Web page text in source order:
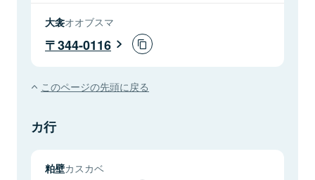
大衾オオブスマ
344-0116
このページの先頭に戻る
カ行
粕壁カスカベ